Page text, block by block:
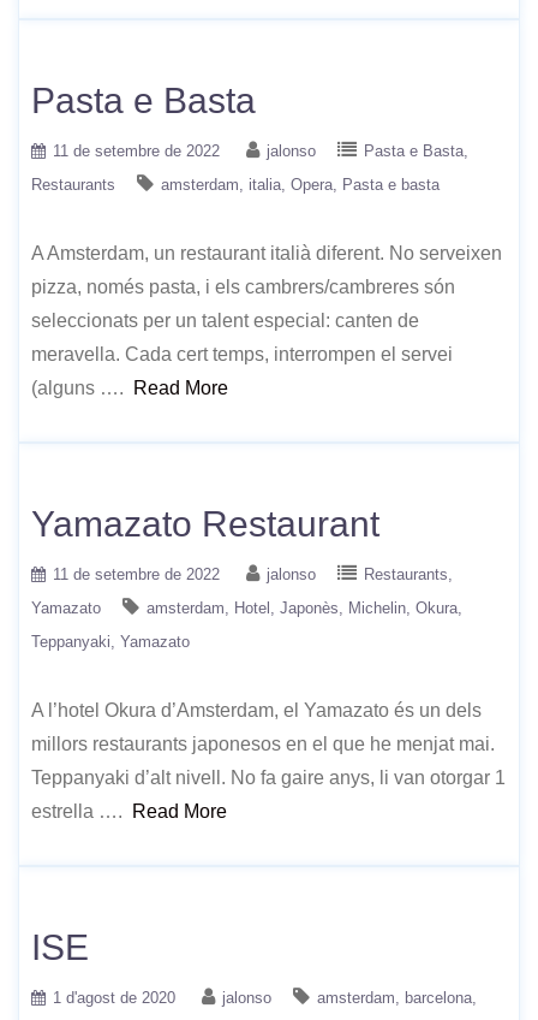
Pasta e Basta
11 de setembre de 2022 jalonso
Pasta e Basta
Restaurants
amsterdam italia Opera Pasta e basta
A Amsterdam, un restaurant italià diferent. No serveixen
pizza, només pasta, i els cambrers/cambreres són
seleccionats per un talent especial: canten de
meravella. Cada cert temps, interrompen el servei
(alguns ….
Read More
Yamazato Restaurant
11 de setembre de 2022 jalonso
Restaurants
Yamazato
amsterdam Hotel Japonès Michelin Okura
Teppanyaki Yamazato
A l’hotel Okura d’Amsterdam, el Yamazato és un dels
millors restaurants japonesos en el que he menjat mai.
Teppanyaki d’alt nivell. No fa gaire anys, li van otorgar 1
estrella ….
Read More
ISE
1 d'agost de 2020 jalonso amsterdam
barcelona